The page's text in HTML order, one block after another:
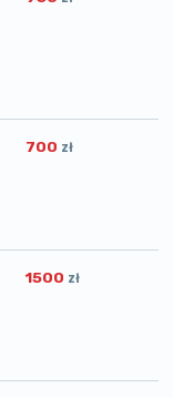
700 zł
1500 zł